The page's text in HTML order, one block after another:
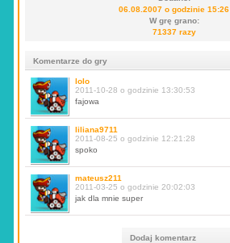
06.08.2007 o godzinie 15:26
W grę grano:
71337 razy
Komentarze do gry
lolo
2011-10-28 o godzinie 13:30:53
fajowa
liliana9711
2011-08-25 o godzinie 12:21:28
spoko
mateusz211
2011-03-25 o godzinie 20:02:03
jak dla mnie super
Dodaj komentarz